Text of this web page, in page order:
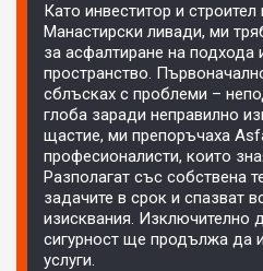
Като инвеститор и
Манастирски ливади, ми
за асфалтиране на подхода
пространство.
сблъсках с проблеми –
глоба заради неправилно
щастие, ми препоръчаха
професионалисти, които
Разполагат със собствена
задачите в срок и спазват
изисквания. Изключително
сигурност ще продължа да
услуги.